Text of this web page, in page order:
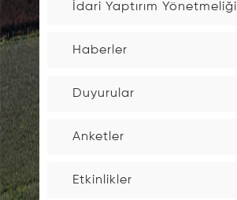
İdari Yaptırım Yönetmeliği
Haberler
Duyurular
Anketler
Etkinlikler